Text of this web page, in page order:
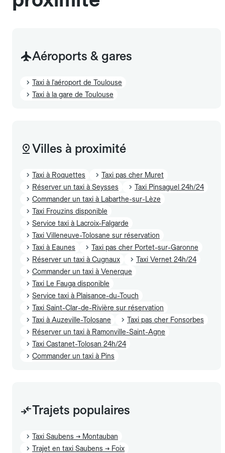
Aéroports & gares
Taxi à l'aéroport de Toulouse
Taxi à la gare de Toulouse
Villes à proximité
Taxi à Roquettes
Taxi pas cher Muret
Réserver un taxi à Seysses
Taxi Pinsaguel 24h/24
Commander un taxi à Labarthe-sur-Lèze
Taxi Frouzins disponible
Service taxi à Lacroix-Falgarde
Taxi Villeneuve-Tolosane sur réservation
Taxi à Eaunes
Taxi pas cher Portet-sur-Garonne
Réserver un taxi à Cugnaux
Taxi Vernet 24h/24
Commander un taxi à Venerque
Taxi Le Fauga disponible
Service taxi à Plaisance-du-Touch
Taxi Saint-Clar-de-Rivière sur réservation
Taxi à Auzeville-Tolosane
Taxi pas cher Fonsorbes
Réserver un taxi à Ramonville-Saint-Agne
Taxi Castanet-Tolosan 24h/24
Commander un taxi à Pins
Trajets populaires
Taxi Saubens → Montauban
Trajet en taxi Saubens → Foix